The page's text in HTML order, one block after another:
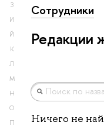
З
И
Й
К
Л
М
Н
О
П
Сотрудники
Редакции
Ничего не